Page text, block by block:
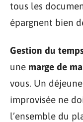
tous les
épargnent bien
Gestion du
une marge de
vous. Un
improvisée ne
l’ensemble du